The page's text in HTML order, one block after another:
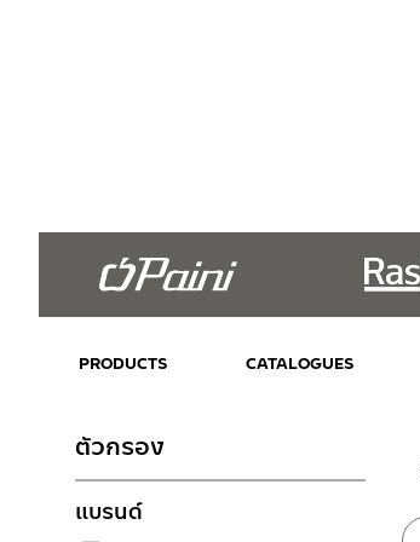
PRODUCTS CATALOGUES
ตัวกรอง
แบรนด์